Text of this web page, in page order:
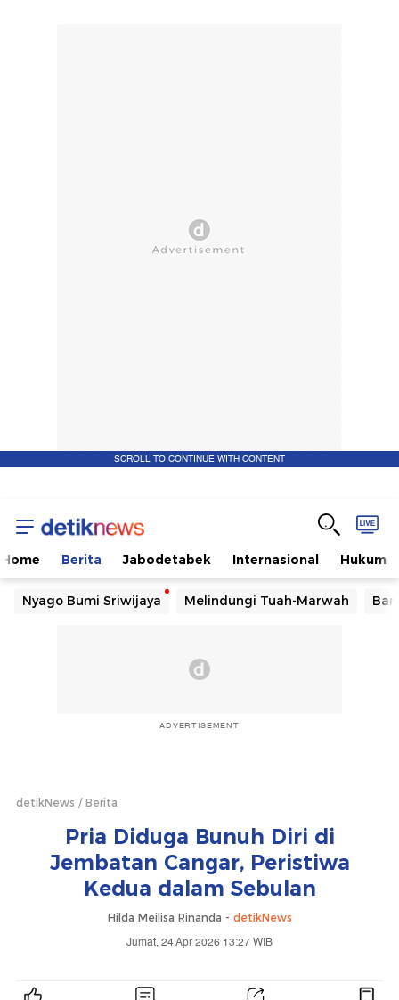
SCROLL TO CONTINUE WITH CONTENT
Home Berita Jabodetabek Internasional Hukum
Nyago Bumi Sriwijaya Melindungi Tuah-Marwah
ADVERTISEMENT
detikNews Berita
Pria Diduga Bunuh Diri di
Jembatan Cangar, Peristiwa
Kedua dalam Sebulan
Hilda Meilisa Rinanda - detikNews
Jumat, 24 Apr 2026 13:27 WIB